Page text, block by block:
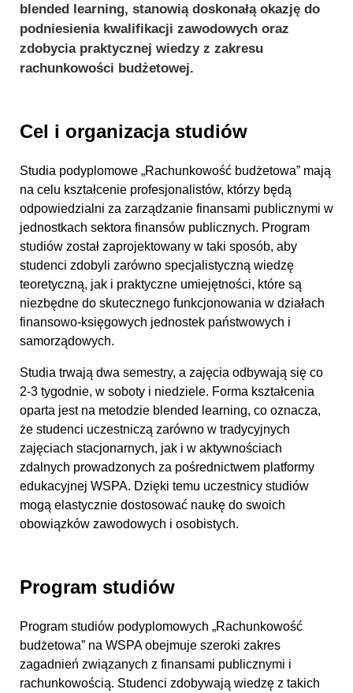
blended learning, stanowią doskonałą okazję do
podniesienia kwalifikacji zawodowych oraz
zdobycia praktycznej wiedzy z zakresu
rachunkowości budżetowej.
Cel i organizacja studiów
Studia podyplomowe „Rachunkowość budżetowa” mają
na celu kształcenie profesjonalistów, którzy będą
odpowiedzialni za zarządzanie finansami publicznymi w
jednostkach sektora finansów publicznych. Program
studiów został zaprojektowany w taki sposób, aby
studenci zdobyli zarówno specjalistyczną wiedzę
teoretyczną, jak i praktyczne umiejętności, które są
niezbędne do skutecznego funkcjonowania w działach
finansowo-księgowych jednostek państwowych i
samorządowych.
Studia trwają dwa semestry, a zajęcia odbywają się co
2-3 tygodnie, w soboty i niedziele. Forma kształcenia
oparta jest na metodzie blended learning, co oznacza,
że studenci uczestniczą zarówno w tradycyjnych
zajęciach stacjonarnych, jak i w aktywnościach
zdalnych prowadzonych za pośrednictwem platformy
edukacyjnej WSPA. Dzięki temu uczestnicy studiów
mogą elastycznie dostosować naukę do swoich
obowiązków zawodowych i osobistych.
Program studiów
Program studiów podyplomowych „Rachunkowość
budżetowa” na WSPA obejmuje szeroki zakres
zagadnień związanych z finansami publicznymi i
rachunkowością. Studenci zdobywają wiedzę z takich